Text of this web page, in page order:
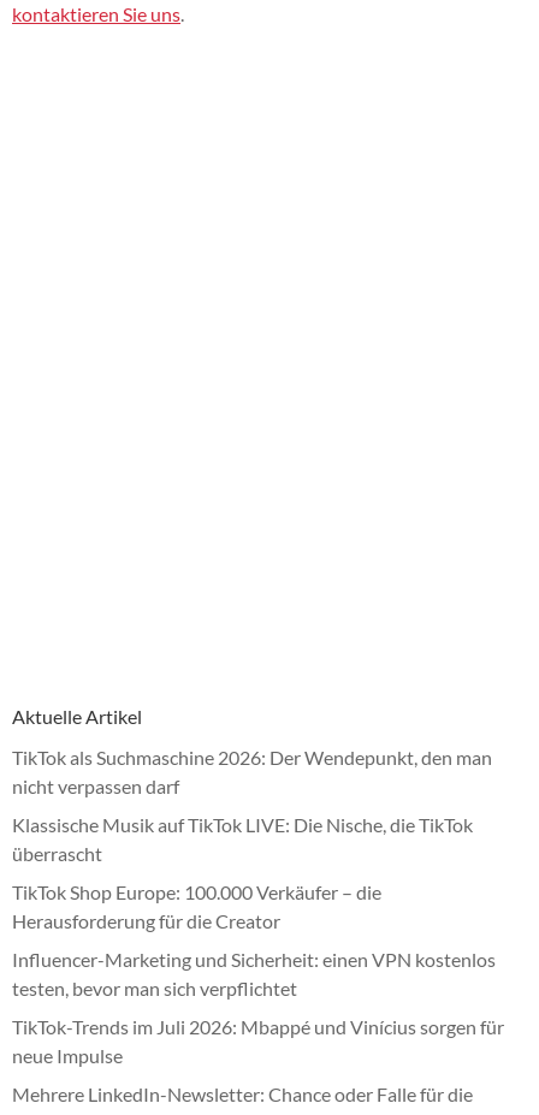
kontaktieren Sie uns
Aktuelle Artikel
TikTok als Suchmaschine 2026: Der Wendepunkt, den man
nicht verpassen darf
Klassische Musik auf TikTok LIVE: Die Nische, die TikTok
überrascht
TikTok Shop Europe: 100.000 Verkäufer – die
Herausforderung für die Creator
Influencer-Marketing und Sicherheit: einen VPN kostenlos
testen, bevor man sich verpflichtet
TikTok-Trends im Juli 2026: Mbappé und Vinícius sorgen für
neue Impulse
Mehrere LinkedIn-Newsletter: Chance oder Falle für die